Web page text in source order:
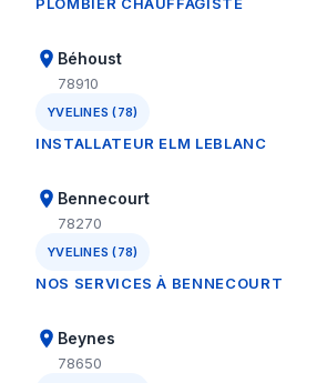
Béhoust
78910
YVELINES (78)
INSTALLATEUR ELM LEBLANC
Bennecourt
78270
YVELINES (78)
NOS SERVICES À BENNECOURT
Beynes
78650